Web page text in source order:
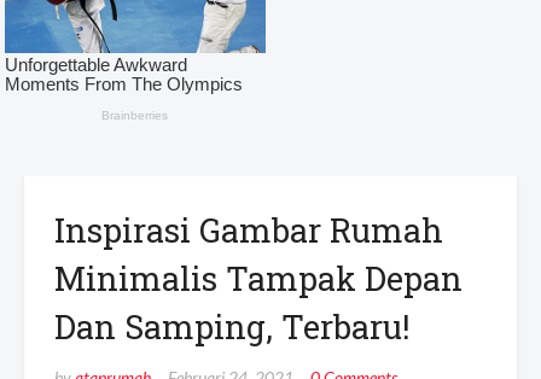
Inspirasi Gambar Rumah
Minimalis Tampak Depan
Dan Samping, Terbaru!